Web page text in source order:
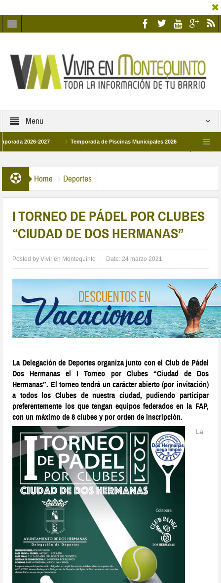
Menu
2026-2027 Temporada de Piscinas Municipales 2026 Los Campus
Home Deportes
I TORNEO DE PÁDEL POR CLUBES
“CIUDAD DE DOS HERMANAS”
Posted byVivir en Montequinto Date:24 marzo 2021
La Delegación de Deportes organiza junto con el Club de Pádel
Dos Hermanas el I Torneo por Clubes “Ciudad de Dos
Hermanas”. El torneo tendrá un carácter abierto (por invitación)
a todos los Clubes de nuestra ciudad, pudiendo participar
preferentemente los que tengan equipos federados en la FAP,
con un máximo de 8 clubes y por orden de inscripción.
La